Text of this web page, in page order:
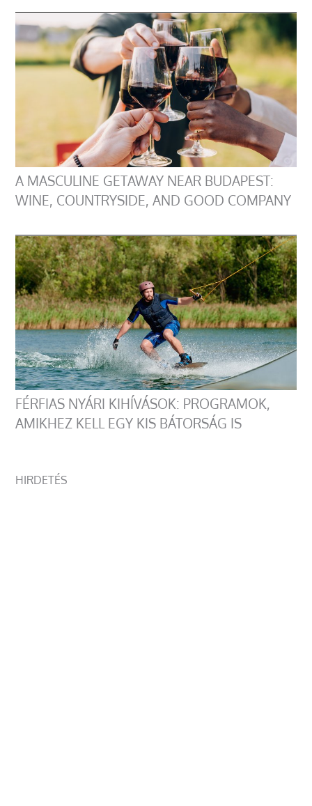
A MASCULINE GETAWAY NEAR BUDAPEST:
WINE, COUNTRYSIDE, AND GOOD COMPANY
FÉRFIAS NYÁRI KIHÍVÁSOK: PROGRAMOK,
AMIKHEZ KELL EGY KIS BÁTORSÁG IS
HIRDETÉS